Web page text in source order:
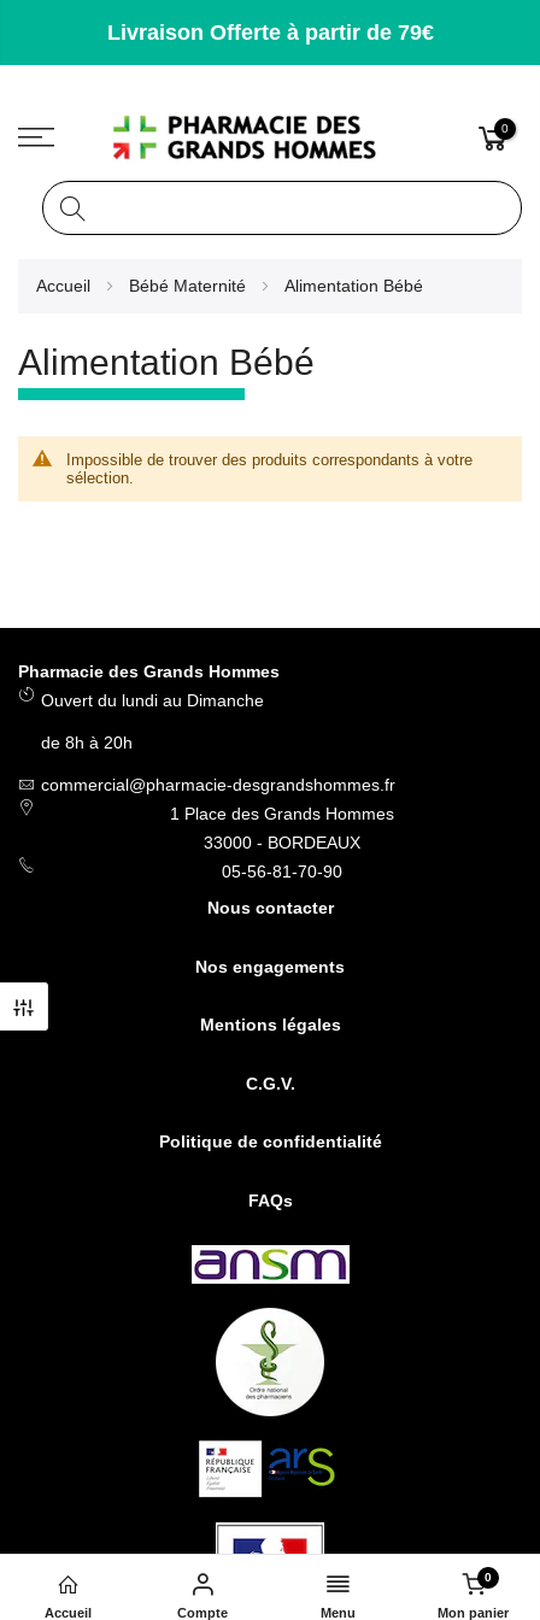
Livraison Offerte à partir de 79€
0
Accueil Bébé Maternité Alimentation Bébé
Alimentation Bébé
Impossible de trouver des produits correspondants à votre
sélection.
Pharmacie des Grands Hommes
Ouvert du lundi au Dimanche
de 8h à 20h
commercial@pharmacie-desgrandshommes.fr
1 Place des Grands Hommes
33000 - BORDEAUX
05-56-81-70-90
Nous contacter
Nos engagements
Mentions légales
C.G.V.
Politique de confidentialité
FAQs
Accueil Compte Menu Mon panier
0